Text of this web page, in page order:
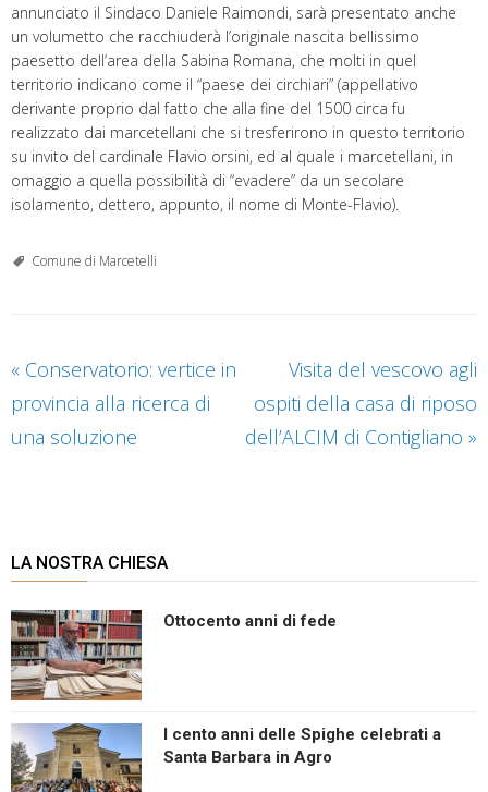
annunciato il Sindaco Daniele Raimondi, sarà presentato anche
un volumetto che racchiuderà l’originale nascita bellissimo
paesetto dell’area della Sabina Romana, che molti in quel
territorio indicano come il “paese dei circhiari” (appellativo
derivante proprio dal fatto che alla fine del 1500 circa fu
realizzato dai marcetellani che si tresferirono in questo territorio
su invito del cardinale Flavio orsini, ed al quale i marcetellani, in
omaggio a quella possibilità di “evadere” da un secolare
isolamento, dettero, appunto, il nome di Monte-Flavio).
Comune di Marcetelli
« Conservatorio: vertice in
provincia alla ricerca di
una soluzione
Visita del vescovo agli
ospiti della casa di riposo
dell’ALCIM di Contigliano »
LA NOSTRA CHIESA
Ottocento anni di fede
I cento anni delle Spighe celebrati a
Santa Barbara in Agro